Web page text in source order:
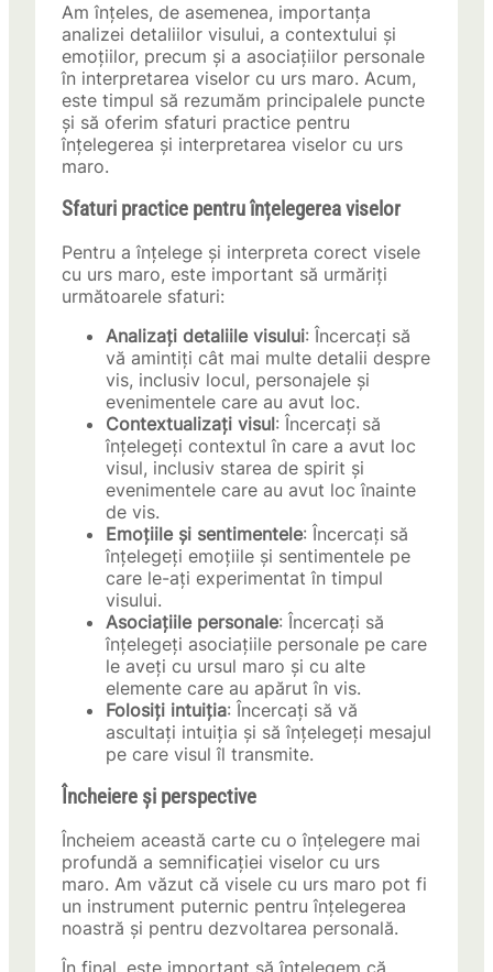
Am înțeles, de asemenea, importanța
analizei detaliilor visului, a contextului și
emoțiilor, precum și a asociațiilor personale
în interpretarea viselor cu urs maro. Acum,
este timpul să rezumăm principalele puncte
și să oferim sfaturi practice pentru
înțelegerea și interpretarea viselor cu urs
maro.
Sfaturi practice pentru înțelegerea viselor
Pentru a înțelege și interpreta corect visele
cu urs maro, este important să urmăriți
următoarele sfaturi:
Analizați detaliile visului: Încercați să
vă amintiți cât mai multe detalii despre
vis, inclusiv locul, personajele și
evenimentele care au avut loc.
Contextualizați visul: Încercați să
înțelegeți contextul în care a avut loc
visul, inclusiv starea de spirit și
evenimentele care au avut loc înainte
de vis.
Emoțiile și sentimentele: Încercați să
înțelegeți emoțiile și sentimentele pe
care le-ați experimentat în timpul
visului.
Asociațiile personale: Încercați să
înțelegeți asociațiile personale pe care
le aveți cu ursul maro și cu alte
elemente care au apărut în vis.
Folosiți intuiția: Încercați să vă
ascultați intuiția și să înțelegeți mesajul
pe care visul îl transmite.
Încheiere și perspective
Încheiem această carte cu o înțelegere mai
profundă a semnificației viselor cu urs
maro. Am văzut că visele cu urs maro pot fi
un instrument puternic pentru înțelegerea
noastră și pentru dezvoltarea personală.